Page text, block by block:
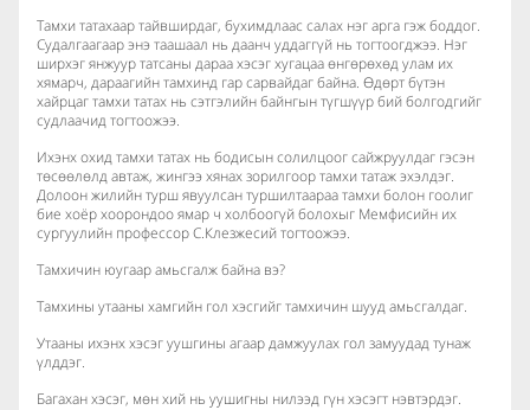
Тамхи татахаар тайвширдаг, бухимдлаас салах нэг арга гэж боддог.
Судалгаагаар энэ таашаал нь даанч уддаггүй нь тогтоогджээ. Нэг
ширхэг янжуур татсаны дараа хэсэг хугацаа өнгөрөхөд улам их
хямарч, дараагийн тамхинд гар сарвайдаг байна. Өдөрт бүтэн
хайрцаг тамхи татах нь сэтгэлийн байнгын түгшүүр бий болгодгийг
судлаачид тогтоожээ.
Ихэнх охид тамхи татах нь бодисын солилцоог сайжруулдаг гэсэн
төсөөлөлд автаж, жингээ хянах зорилгоор тамхи татаж эхэлдэг.
Долоон жилийн турш явуулсан туршилтаараа тамхи болон гоолиг
бие хоёр хоорондоо ямар ч холбоогүй болохыг Мемфисийн их
сургуулийн профессор С.Клезжесий тогтоожээ.
Тамхичин юугаар амьсгалж байна вэ?
Тамхины утааны хамгийн гол хэсгийг тамхичин шууд амьсгалдаг.
Утааны ихэнх хэсэг уушгины агаар дамжуулах гол замуудад тунаж
үлддэг.
Багахан хэсэг, мөн хий нь уушигны нилээд гүн хэсэгт нэвтэрдэг.